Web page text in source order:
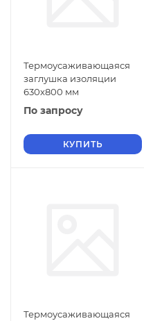
Термоусаживающаяся
заглушка изоляции
630х800 мм
По запросу
КУПИТЬ
Термоусаживающаяся